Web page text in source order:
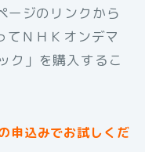
ージのリンクから
ＮＨＫオンデマ
ク」を購入するこ
申込みでお試しくだ